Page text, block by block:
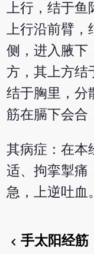
上行，结于鱼
上行沿前臂，
侧，进入腋下
方，其上方结
结于胸里，分
筋在膈下会合
其病症：在本
适、拘挛掣痛
急，上逆吐血。
chevron_left手太阳经筋